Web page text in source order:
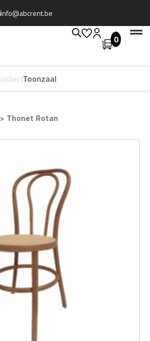
info@abcrent.be
0
Uitgebreide collectie
> Thonet Rotan